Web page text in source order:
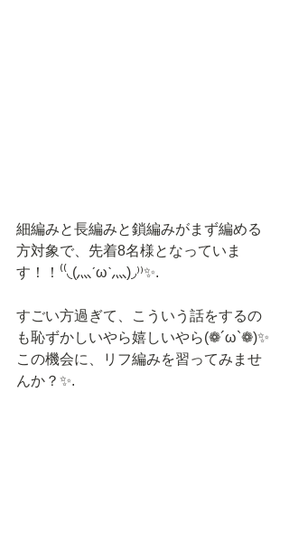
細編みと長編みと鎖編みがまず編める
方対象で、先着8名様となっていま
す！！⁽⁽◟(灬ˊωˋ灬)◞⁾⁾✨.
すごい方過ぎて、こういう話をするの
も恥ずかしいやら嬉しいやら(❁´ω`❁)✨
この機会に、リフ編みを習ってみませ
んか？✨.